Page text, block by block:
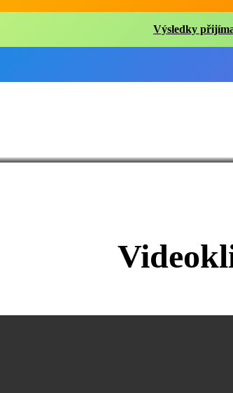
Výsledky